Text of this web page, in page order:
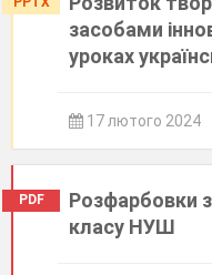
засобами
уроках
17 лютого 2024
PDF
Розфарбовки
класу НУШ